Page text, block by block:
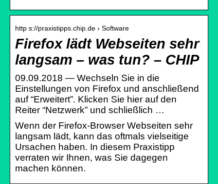
http s://praxistipps.chip.de › Software
Firefox lädt Webseiten sehr
langsam – was tun? – CHIP
09.09.2018 — Wechseln Sie in die
Einstellungen von Firefox und anschließend
auf “Erweitert”. Klicken Sie hier auf den
Reiter “Netzwerk” und schließlich …
Wenn der Firefox-Browser Webseiten sehr
langsam lädt, kann das oftmals vielseitige
Ursachen haben. In diesem Praxistipp
verraten wir Ihnen, was Sie dagegen
machen können.